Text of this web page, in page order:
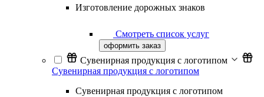
Изготовление дорожных знаков
Смотреть список услуг
оформить заказ
Сувенирная продукция с логотипом
Сувенирная продукция с логотипом
Сувенирная продукция с логотипом